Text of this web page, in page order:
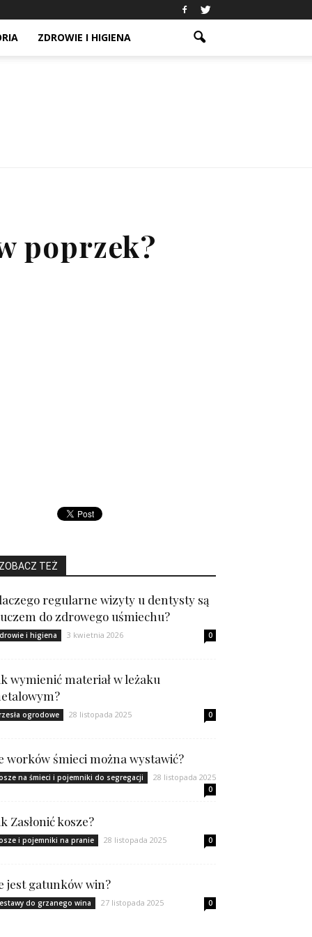
ZDROWIE I HIGIENA
poprzek?
ZOBACZ TEŻ
regularne wizyty u dentysty są
do zdrowego uśmiechu?
i higiena 3 kwietnia 2026 0
wymienić materiał w leżaku
ogrodowe 28 listopada 2025 0
worków śmieci można wystawić?
na śmieci i pojemniki do segregacji 28 listopada 2025
0
Zasłonić kosze?
i pojemniki na pranie 28 listopada 2025 0
jest gatunków win?
do grzanego wina 27 listopada 2025 0